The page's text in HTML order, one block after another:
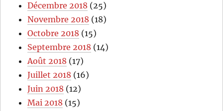
Décembre 2018 (25)
Novembre 2018 (18)
Octobre 2018 (15)
Septembre 2018 (14)
Août 2018 (17)
Juillet 2018 (16)
Juin 2018 (12)
Mai 2018 (15)